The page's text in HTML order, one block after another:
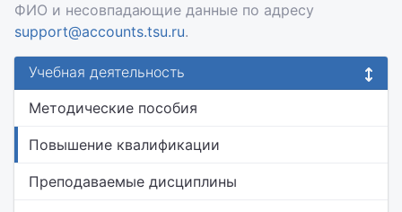
ФИО и несовпадающие данные по адресу
support@accounts.tsu.ru.
Учебная деятельность
Методические пособия
Повышение квалификации
Преподаваемые дисциплины